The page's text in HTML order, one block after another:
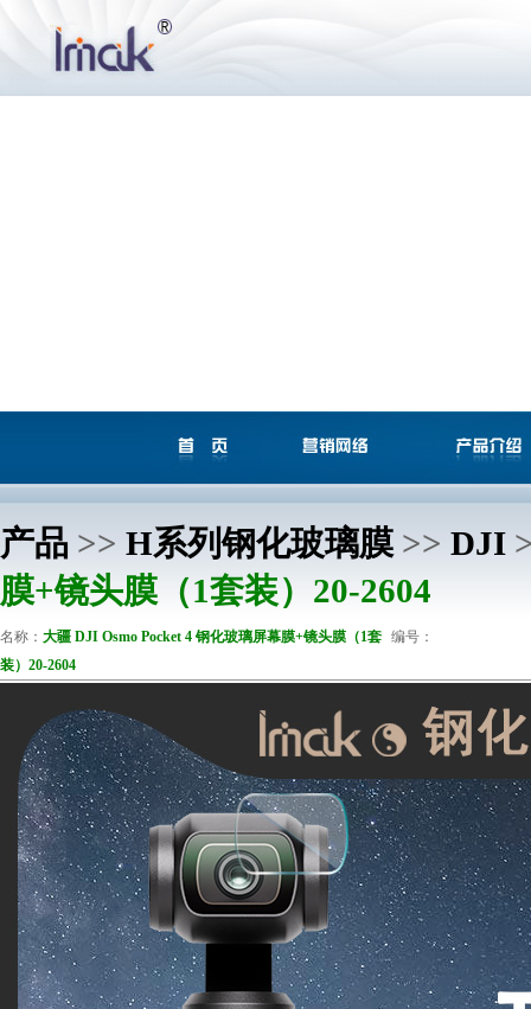
产品 >> H系列钢化玻璃膜 >> DJI
膜+镜头膜（1套装）20-2604
名称： 大疆 DJI Osmo Pocket 4 钢化玻璃屏幕膜+镜头膜（1套
装）20-2604
编号：